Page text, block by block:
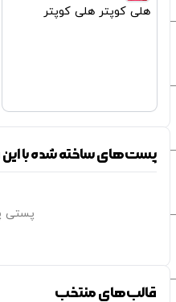
هلی کوپتر هلی کوپتر
پست‌های ساخته شده با این
پستی
قالب‌های منتخب